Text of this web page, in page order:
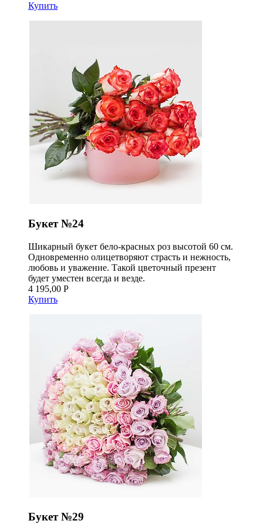
Купить
Букет №24
Шикарный букет бело-красных роз высотой 60 см.
Одновременно олицетворяют страсть и нежность,
любовь и уважение. Такой цветочный презент
будет уместен всегда и везде.
4 195,00 Р
Купить
Букет №29